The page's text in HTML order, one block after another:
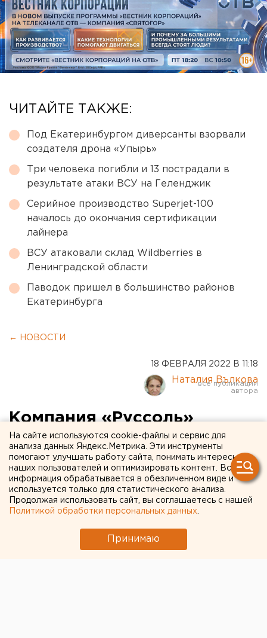
ЧИТАЙТЕ ТАКЖЕ:
Под Екатеринбургом диверсанты взорвали
создателя дрона «Упырь»
Три человека погибли и 13 пострадали в
результате атаки ВСУ на Геленджик
Серийное производство Superjet-100
началось до окончания сертификации
лайнера
ВСУ атаковали склад Wildberries в
Ленинградской области
Паводок пришел в большинство районов
Екатеринбурга
← НОВОСТИ
18 ФЕВРАЛЯ 2022 В 11:18
Наталия Вълкова
Компания «Руссоль»
обратилась в
правительство РФ из-за
нехватки локомотивов для
перевозки соли
На сайте используются cookie-файлы и сервис для
анализа данных Яндекс.Метрика. Эти инструменты
помогают улучшать работу сайта, понимать интересы
наших пользователей и оптимизировать контент. Вся
информация обрабатывается в обезличенном виде и
используется только для статистического анализа.
Продолжая использовать сайт, вы соглашаетесь с нашей
Политикой обработки персональных данных
Принимаю